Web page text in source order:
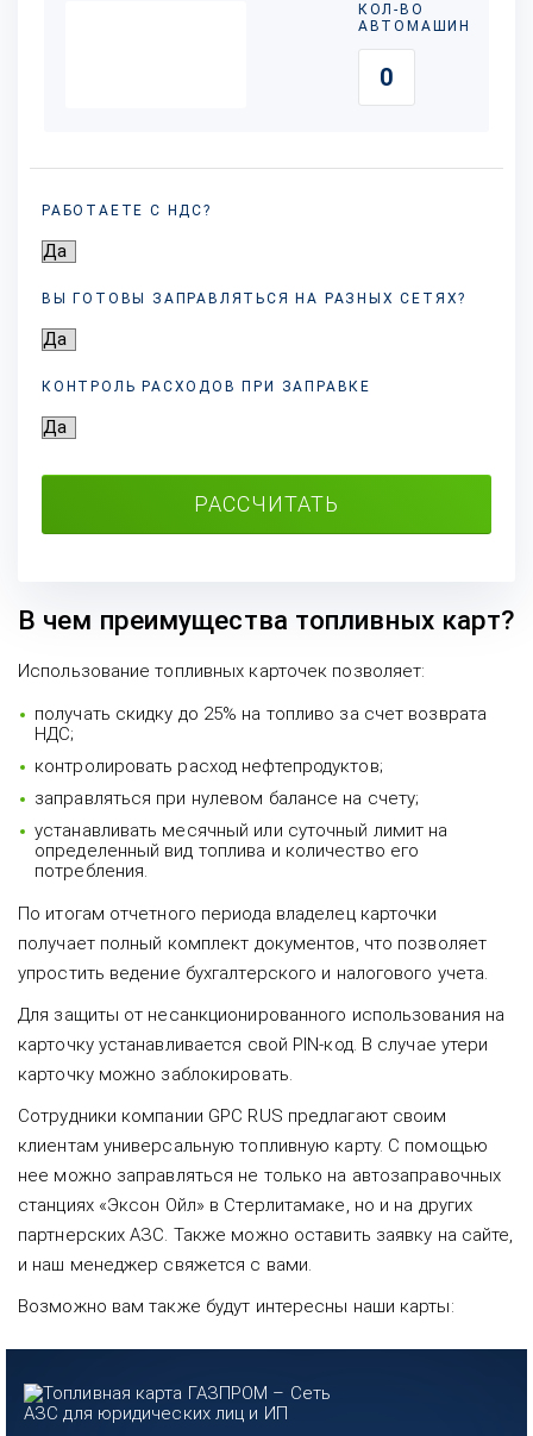
КОЛ-ВО
АВТОМАШИН
РАБОТАЕТЕ С НДС?
ВЫ ГОТОВЫ ЗАПРАВЛЯТЬСЯ НА РАЗНЫХСЕТЯХ?
КОНТРОЛЬ РАСХОДОВ ПРИ ЗАПРАВКЕ
РАССЧИТАТЬ
В чем преимущества топливных карт?
Использование топливных карточек позволяет:
получать скидку до 25% на топливо за счет возврата
НДС;
контролировать расход нефтепродуктов;
заправляться при нулевом балансе на счету;
устанавливать месячный или суточный лимит на
определенный вид топлива и количество его
потребления.
По итогам отчетного периода владелец карточки
получает полный комплект документов, что позволяет
упростить ведение бухгалтерского и налогового учета.
Для защиты от несанкционированного использования на
карточку устанавливается свой PIN-код. В случае утери
карточку можно заблокировать.
Сотрудники компании GPC RUS предлагают своим
клиентам универсальную топливную карту. С помощью
нее можно заправляться не только на автозаправочных
станциях «Эксон Ойл» в Стерлитамаке, но и на других
партнерских АЗС. Также можно оставить заявку на сайте,
и наш менеджер свяжется с вами.
Возможно вам также будут интересны наши карты: